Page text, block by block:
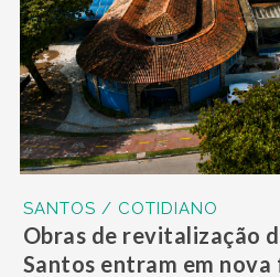
SANTOS / COTIDIANO
Obras de revitalização
Santos entram em nova